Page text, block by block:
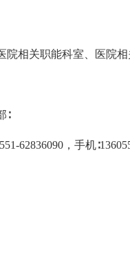
院相关职能科室、医院
∶
62836090， 手机